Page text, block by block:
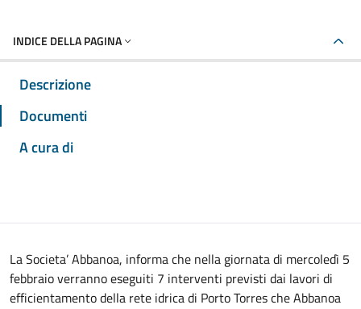
INDICE DELLA PAGINA
Descrizione
Documenti
A cura di
La Societa’ Abbanoa, informa che nella giornata di mercoledì 5
febbraio verranno eseguiti 7 interventi previsti dai lavori di
efficientamento della rete idrica di Porto Torres che Abbanoa